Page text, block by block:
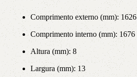
Comprimento externo (mm): 1626
Comprimento interno (mm): 1676
Altura (mm): 8
Largura (mm): 13